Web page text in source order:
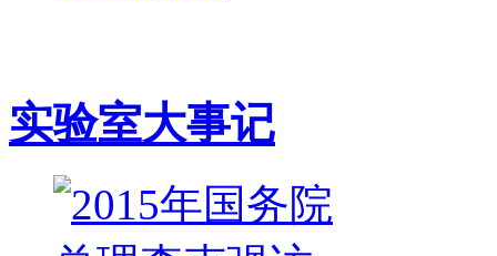
实验室大事记